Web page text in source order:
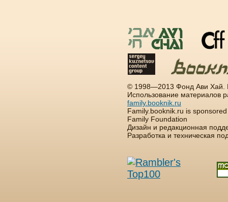
© 1998—2013 Фонд Ави Хай.
Использование материалов
family.booknik.ru
Family.booknik.ru is
Family Foundation
Дизайн и редакционная
Разработка и техническая